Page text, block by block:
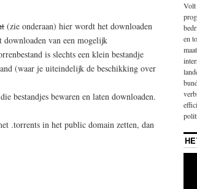
(zie onderaan) hier wordt het downloaden
van een mogelijk
is slechts een klein bestandje
(waar je uiteindelijk de beschikking over
bestandjes bewaren en laten downloaden.
.torrents in het public domain zetten, dan
Volt
en